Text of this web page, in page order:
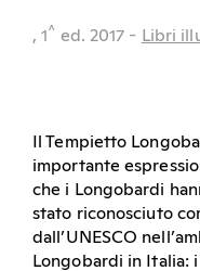
, 1^ ed. 2017 - Libri
Il Tempietto
importante
che i Longobardi
stato riconosciuto
dall’UNESCO
Longobardi in Italia: